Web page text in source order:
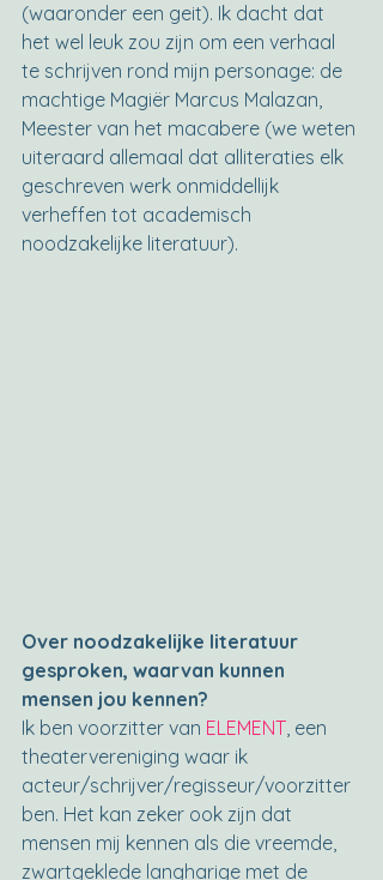
(waaronder een geit). Ik dacht dat
het wel leuk zou zijn om een verhaal
te schrijven rond mijn personage: de
machtige Magiër Marcus Malazan,
Meester van het macabere (we weten
uiteraard allemaal dat alliteraties elk
geschreven werk onmiddellijk
verheffen tot academisch
noodzakelijke literatuur).
Over noodzakelijke literatuur
gesproken, waarvan kunnen
mensen jou kennen?
Ik ben voorzitter van ELEMENT, een
theatervereniging waar ik
acteur/schrijver/regisseur/voorzitter
ben. Het kan zeker ook zijn dat
mensen mij kennen als die vreemde,
zwartgeklede langharige met de